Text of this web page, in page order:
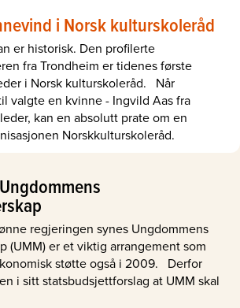
i Norsk kulturskoleråd
er historisk. Den profilerte
fra Trondheim er tidenes første
i Norsk kulturskoleråd. Når
valgte en kvinne - Ingvild Aas fra
kan en absolutt prate om en
Norskkulturskoleråd.
regjeringen synes Ungdommens
(UMM) er et viktig arrangement som
støtte også i 2009. Derfor
i sitt statsbudsjettforslag at UMM skal